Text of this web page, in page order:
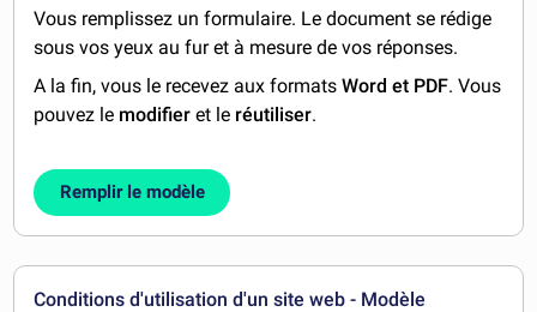
Vous remplissez un formulaire. Le document se rédige
sous vos yeux au fur et à mesure de vos réponses.
A la fin, vous le recevez aux formatsWord et PDF. Vous
pouvez le modifier et le réutiliser.
Remplir le modèle
Conditions d'utilisation d'un site web - Modèle